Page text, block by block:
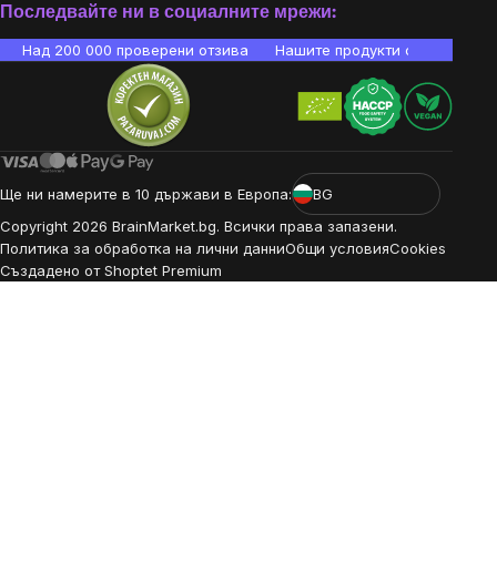
Последвайте ни в социалните мрежи:
Над 200 000 проверени отзива Нашите продукти са
Ще ни намерите в 10 държави в Европа:
BG
Copyright 2026 BrainMarket.bg. Всички права запазени.
Политика за обработка на лични данниОбщи условияCookies
Създадено от Shoptet Premium